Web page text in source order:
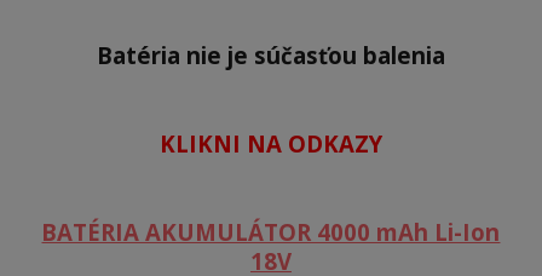
Batéria nie je súčasťou balenia
KLIKNI NA ODKAZY
BATÉRIA AKUMULÁTOR 4000 mAh Li-Ion
18V